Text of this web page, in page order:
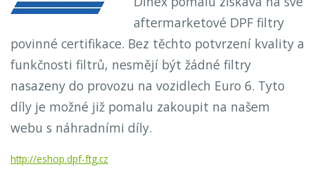
aftermarketové DPF filtry
povinné certifikace. Bez těchto potvrzení kvality a
funkčnosti filtrů, nesmějí být žádné filtry
nasazeny do provozu na vozidlech Euro 6. Tyto
díly je možné již pomalu zakoupit na našem
webu s náhradními díly.
http://eshop.dpf-ftg.cz